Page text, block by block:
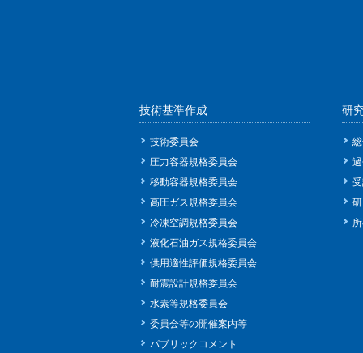
技術基準作成
技術委員会
圧力容器規格委員会
移動容器規格委員会
高圧ガス規格委員会
冷凍空調規格委員会
液化石油ガス規格委員会
供用適性評価規格委員会
耐震設計規格委員会
水素等規格委員会
委員会等の開催案内等
パブリックコメント
研